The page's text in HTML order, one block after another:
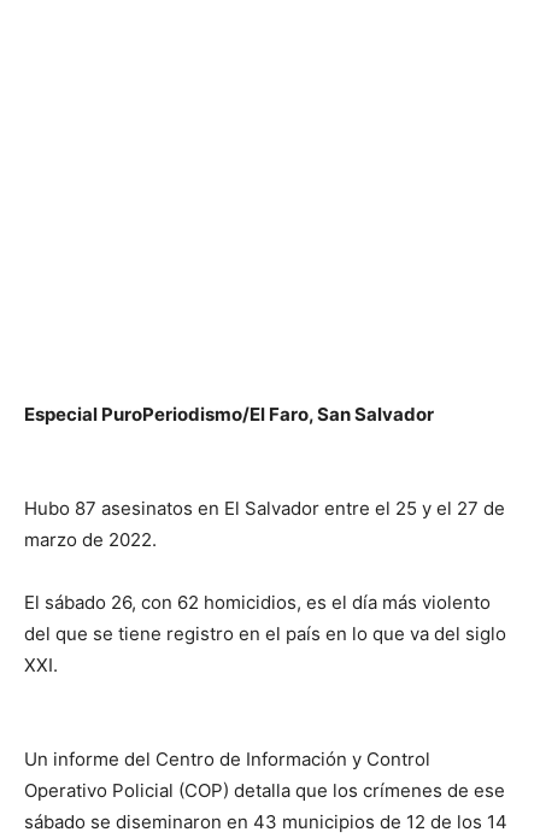
Especial PuroPeriodismo/El Faro, San Salvador
Hubo 87 asesinatos en El Salvador entre el 25 y el 27 de
marzo de 2022.
El sábado 26, con 62 homicidios, es el día más violento
del que se tiene registro en el país en lo que va del siglo
XXI.
Un informe del Centro de Información y Control
Operativo Policial (COP) detalla que los crímenes de ese
sábado se diseminaron en 43 municipios de 12 de los 14